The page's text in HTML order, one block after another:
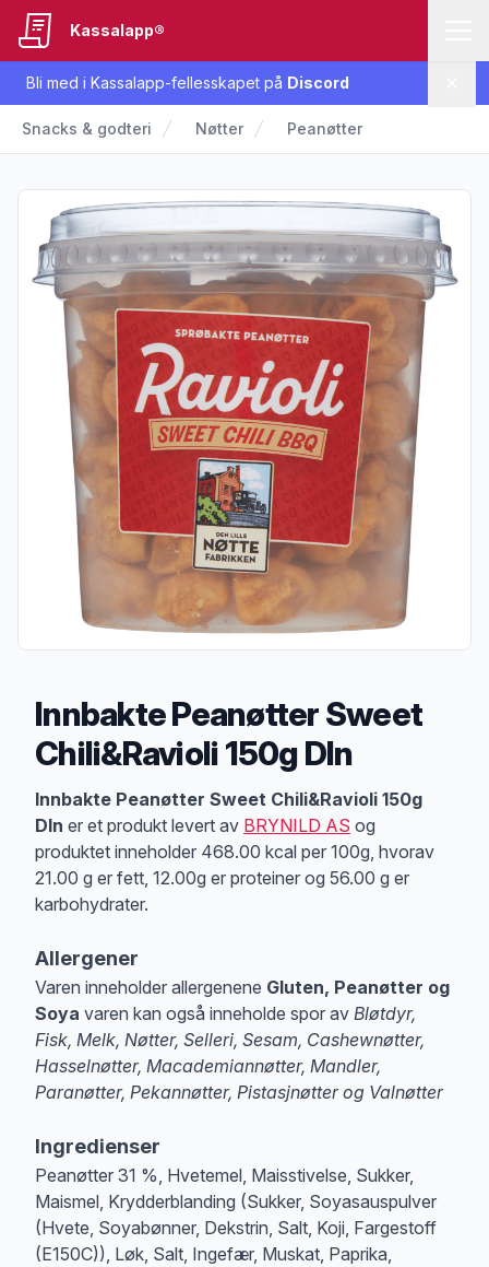
Bli med i Kassalapp-fellesskapet på Discord
Kassalapp®
Snacks & godteri Nøtter Peanøtter
Innbakte Peanøtter Sweet
Chili&Ravioli 150g Dln
Produktbeskrivelse
Innbakte Peanøtter Sweet Chili&Ravioli 150g
Dln er et produkt levert av BRYNILD AS og
produktet inneholder 468.00 kcal per 100g, hvorav
21.00 g er fett, 12.00g er proteiner og 56.00 g er
karbohydrater.
Allergener
Varen inneholder allergenene Gluten, Peanøtter og
Soya varen kan også inneholde spor av Bløtdyr,
Fisk, Melk, Nøtter, Selleri, Sesam, Cashewnøtter,
Hasselnøtter, Macademiannøtter, Mandler,
Paranøtter, Pekannøtter, Pistasjnøtter og Valnøtter
Ingredienser
Peanøtter 31 %, Hvetemel, Maisstivelse, Sukker,
Maismel, Krydderblanding (Sukker, Soyasauspulver
(Hvete, Soyabønner, Dekstrin, Salt, Koji, Fargestoff
(E150C)), Løk, Salt, Ingefær, Muskat, Paprika,